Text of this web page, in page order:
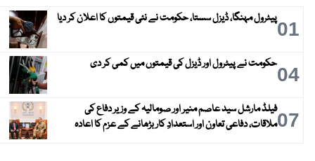
01پیٹرول مہنگا، ڈیزل سستا، حکومت نے نئی قیمتوں کا اعلان کر دیا
04حکومت نے پیٹرول اور ڈیزل کی قیمتوں میں کمی کر دی
07فیلڈ مارشل سید عاصم منیر اور صومالیہ کے وزیر دفاع کی
ملاقات، دفاعی تعاون اور استعدادِ کار بڑھانے کے عزم کا اعادہ